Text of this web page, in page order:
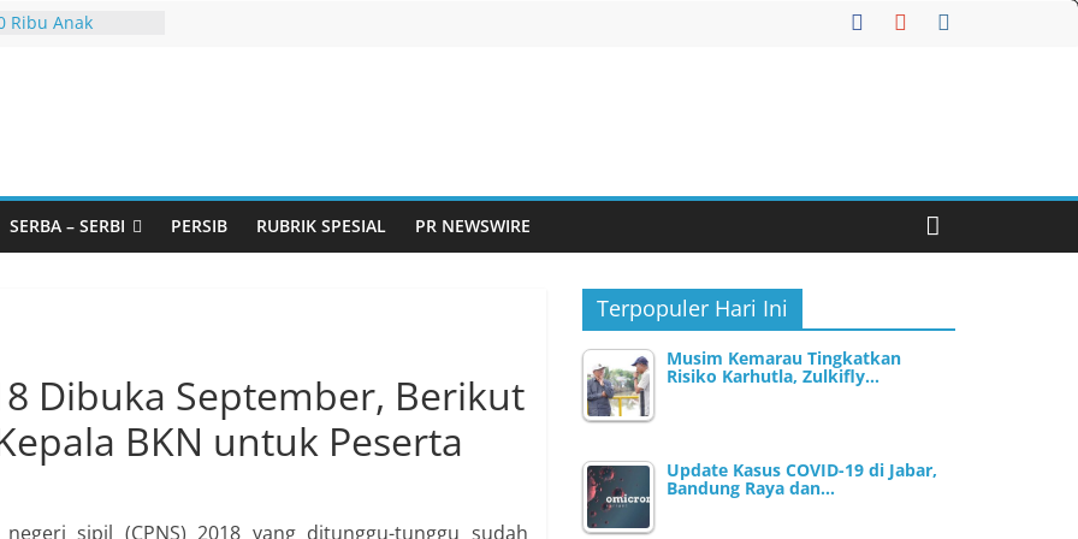
Seminar
Anak
Barat Siap
Lewat
Andil dalam
Desa
SERBA – SERBI PERSIB RUBRIK SPESIAL PR NEWSWIRE
Dibuka September, Berikut
BKN untuk Peserta
sipil (CPNS) 2018 yang ditunggu-tunggu sudah
Terpopuler Hari Ini
Musim Kemarau Tingkatkan
Risiko Karhutla, Zulkifly…
Update Kasus COVID-19 di Jabar,
Bandung Raya dan…